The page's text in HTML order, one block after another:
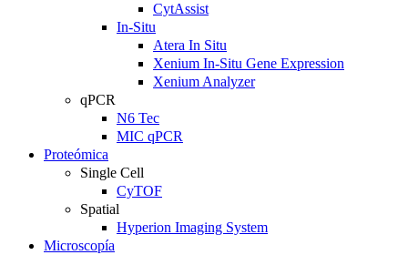
CytAssist
In-Situ
Atera In Situ
Xenium In-Situ Gene Expression
Xenium Analyzer
qPCR
N6 Tec
MIC qPCR
Proteómica
Single Cell
CyTOF
Spatial
Hyperion Imaging System
Microscopía